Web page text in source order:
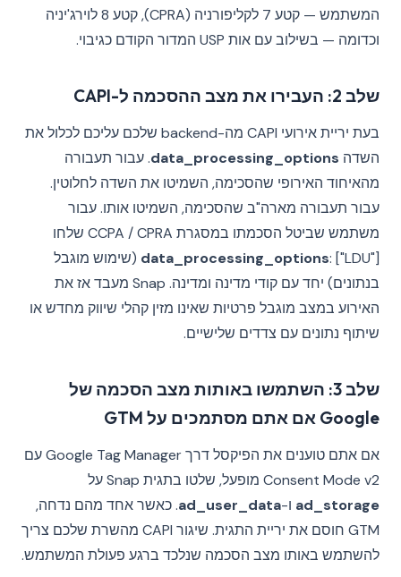
המשתמש — קטע 7 לקליפורניה (CPRA), קטע 8 לוירג'יניה
וכדומה — בשילוב עם אות USP המדור הקודם כגיבוי.
שלב 2: העבירו את מצב ההסכמה ל-CAPI
בעת יריית אירועי CAPI מה-backend שלכם עליכם לכלול את
השדה data_processing_options. עבור תעבורה
מהאיחוד האירופי שהסכימה, השמיטו את השדה לחלוטין.
עבור תעבורה מארה"ב שהסכימה, השמיטו אותו. עבור
משתמש שביטל הסכמתו במסגרת CCPA / CPRA שלחו
data_processing_options : ["LDU"] (שימוש מוגבל
בנתונים) יחד עם קודי מדינה ומדינה. Snap מעבד אז את
האירוע במצב מוגבל פרטיות שאינו מזין קהלי שיווק מחדש או
שיתוף נתונים עם צדדים שלישיים.
שלב 3: השתמשו באותות מצב הסכמה של
Google אם אתם מסתמכים על GTM
אם אתם טוענים את הפיקסל דרך Google Tag Manager עם
Consent Mode v2 מופעל, שלטו בתגית Snap על
ad_storage ו-ad_user_data. כאשר אחד מהם נדחה,
GTM חוסם את יריית התגית. שיגור CAPI מהשרת שלכם צריך
להשתמש באותו מצב הסכמה שנלכד ברגע פעולת המשתמש.